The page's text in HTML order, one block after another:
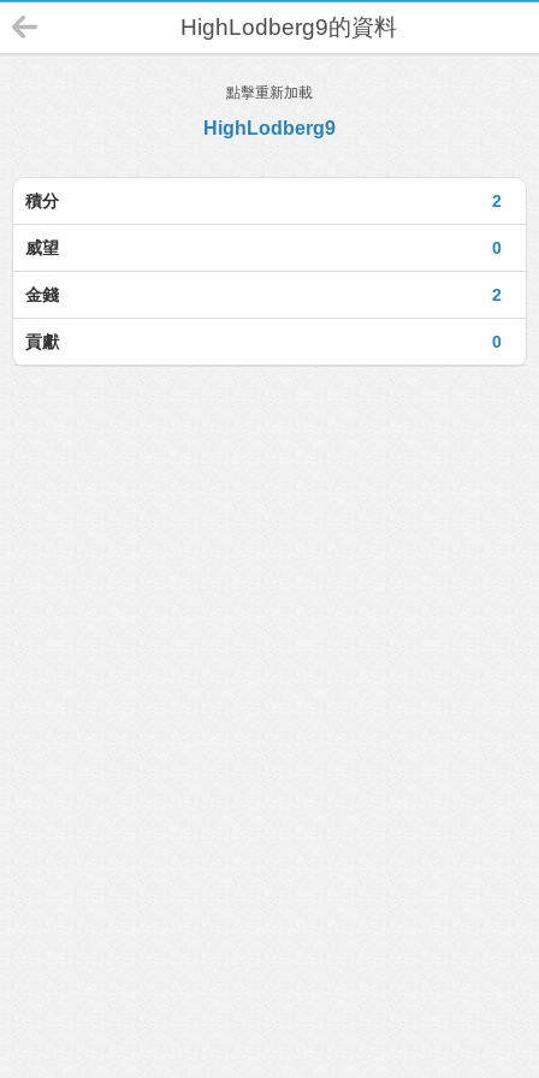
HighLodberg9的資料
點擊重新加載
HighLodberg9
2
積分
0
威望
2
金錢
0
貢獻